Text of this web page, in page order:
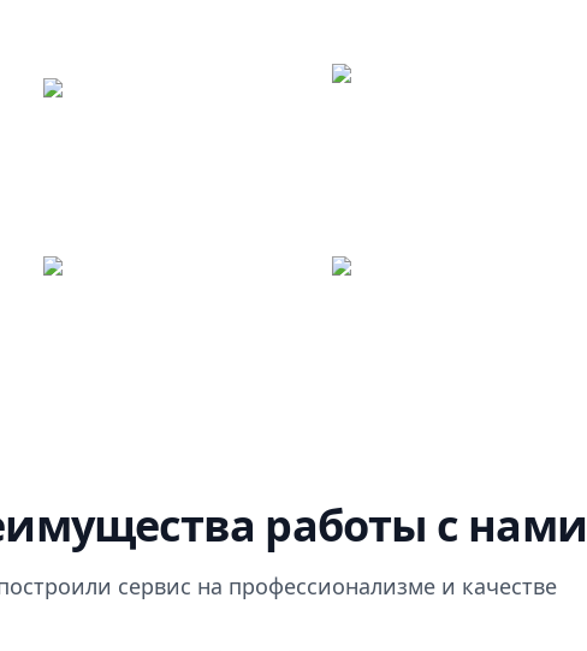
работы с нами
сервис на профессионализме и качестве